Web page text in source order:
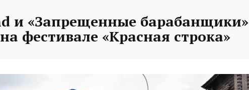
и «Запрещенные барабанщики»
фестивале «Красная строка»